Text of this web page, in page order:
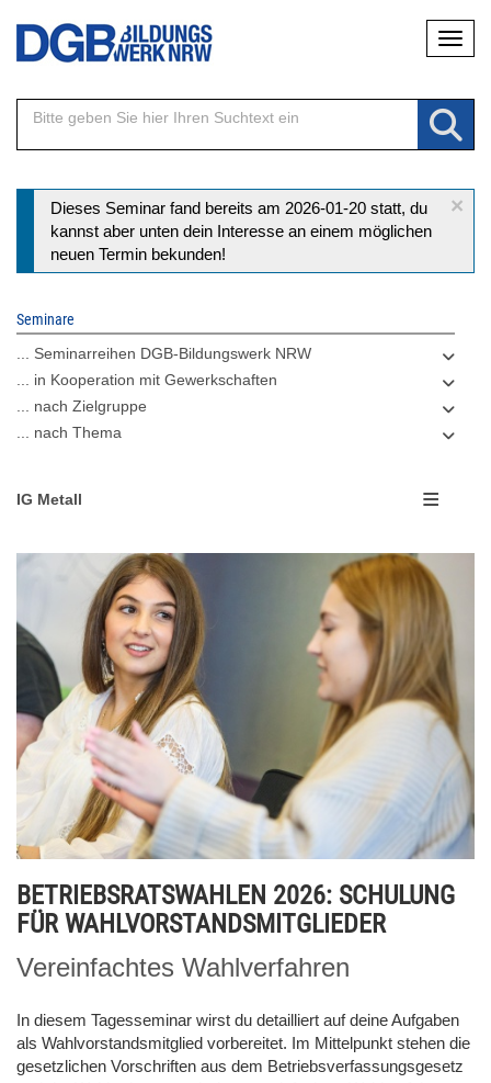
Direkt
Inhalt
×
Statusmeldung
Dieses Seminar fand bereits am 2026-01-20 statt, du
kannst aber unten dein Interesse an einem möglichen
neuen Termin bekunden!
Seminare
... Seminarreihen DGB-Bildungswerk NRW
... in Kooperation mit Gewerkschaften
... nach Zielgruppe
... nach Thema
IG Metall
BETRIEBSRATSWAHLEN 2026: SCHULUNG
FÜR WAHLVORSTANDSMITGLIEDER
Vereinfachtes Wahlverfahren
In diesem Tagesseminar wirst du detailliert auf deine Aufgaben
als Wahlvorstandsmitglied vorbereitet. Im Mittelpunkt stehen die
gesetzlichen Vorschriften aus dem Betriebsverfassungsgesetz